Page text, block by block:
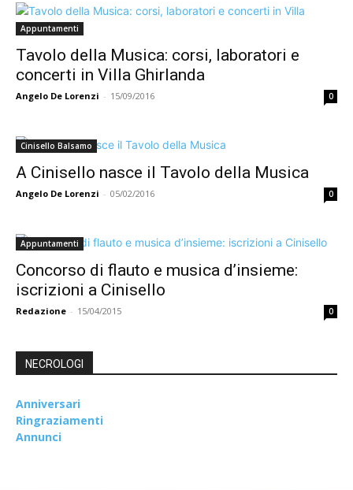
Appuntamenti
Tavolo della Musica: corsi, laboratori e
concerti in Villa Ghirlanda
Angelo De Lorenzi - 15/09/2016 0
Cinisello Balsamo
A Cinisello nasce il Tavolo della Musica
Angelo De Lorenzi - 05/02/2016 0
Appuntamenti
Concorso di flauto e musica d’insieme:
iscrizioni a Cinisello
Redazione - 15/04/2015 0
NECROLOGI
Anniversari
Ringraziamenti
Annunci